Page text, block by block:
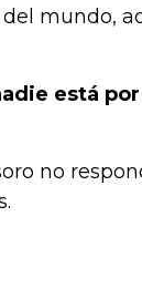
mundo,
está
no